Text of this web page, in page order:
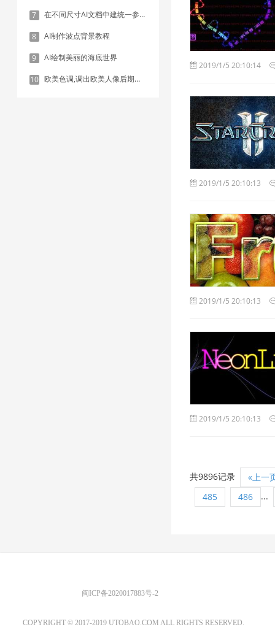
7 在不同尺寸AI文档中建统一参考线 - 方法1：对齐和分布
8 AI制作波点背景教程
9 AI绘制美丽的海底世界
10 欧美色调,调出欧美人像后期色调实例
2019/1/5 20:10:14
2019/1/5 20:10:13
2019/1/5 20:10:13
2019/1/5 20:10:13
共9896记录
«上一
485
486 ...
闽ICP备2020017883号-2
COPYRIGHT © 2017-2019 UTOBAO.COM ALL RIGHTS RESERVED.